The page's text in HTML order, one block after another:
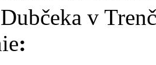
v
: